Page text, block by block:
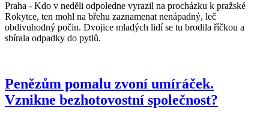
Praha - Kdo v neděli odpoledne vyrazil na procházku k pražské
Rokytce, ten mohl na břehu zaznamenat nenápadný, leč
obdivuhodný počin. Dvojice mladých lidí se tu brodila říčkou a
sbírala odpadky do pytlů.
Penězům pomalu zvoní umíráček.
Vznikne bezhotovostní společnost?